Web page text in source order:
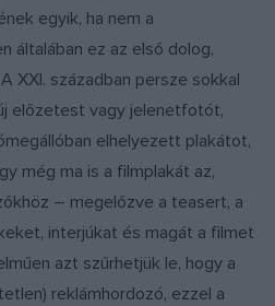
egyik, ha nem a
általában ez az első dolog,
XXI. században persze sokkal
előzetest vagy jelenetfotót,
elhelyezett plakátot,
még ma is a filmplakát az,
– megelőzve a teasert, a
interjúkat és magát a filmet
azt szűrhetjük le, hogy a
reklámhordozó, ezzel a